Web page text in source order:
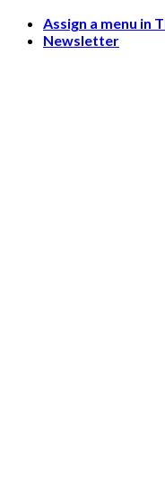
Skip
Assign a menu in
Newsletter